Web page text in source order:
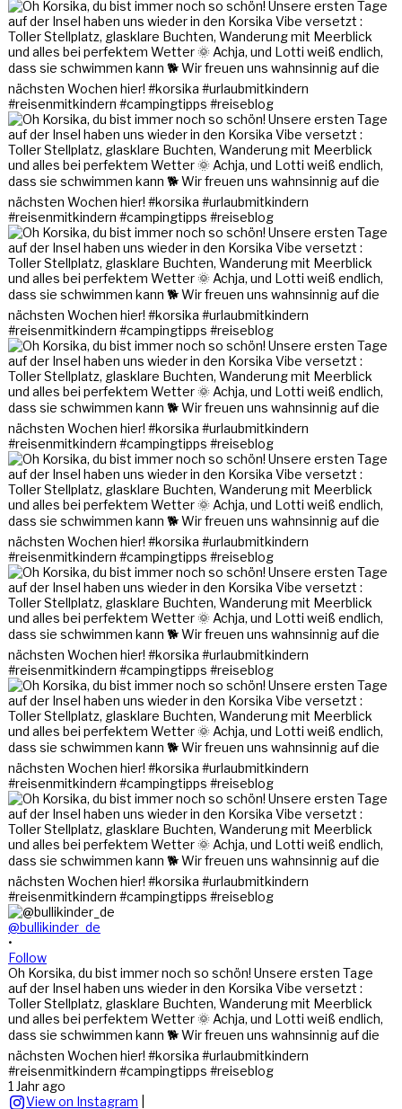
@bullikinder_de
•
Follow
Oh Korsika, du bist immer noch so schön! Unsere ersten Tage
auf der Insel haben uns wieder in den Korsika Vibe versetzt :
Toller Stellplatz, glasklare Buchten, Wanderung mit Meerblick
und alles bei perfektem Wetter 🌞 Achja, und Lotti weiß endlich,
dass sie schwimmen kann 🐕 Wir freuen uns wahnsinnig auf die
nächsten Wochen hier! #korsika #urlaubmitkindern
#reisenmitkindern #campingtipps #reiseblog
1 Jahr ago
View on Instagram